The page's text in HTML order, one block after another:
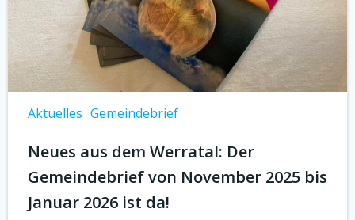
Aktuelles Gemeindebrief
Neues aus dem Werratal: Der
Gemeindebrief von November 2025 bis
Januar 2026 ist da!